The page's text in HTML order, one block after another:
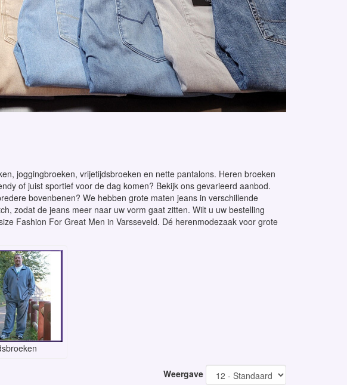
joggingbroeken, vrijetijdsbroeken en nette pantalons. Heren broeken
of juist sportief voor de dag komen? Bekijk ons gevarieerd aanbod.
bovenbenen? We hebben grote maten jeans in verschillende
zodat de jeans meer naar uw vorm gaat zitten. Wilt u uw bestelling
Fashion For Great Men in Varsseveld. Dé herenmodezaak voor grote
Weergave